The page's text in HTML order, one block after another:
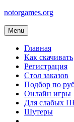
Skip
content
notorgames.org
Menu
Главная
Как скачивать
Регистрация
Стол заказов
Подбор по
Онлайн игры
Для слабых
Шутеры